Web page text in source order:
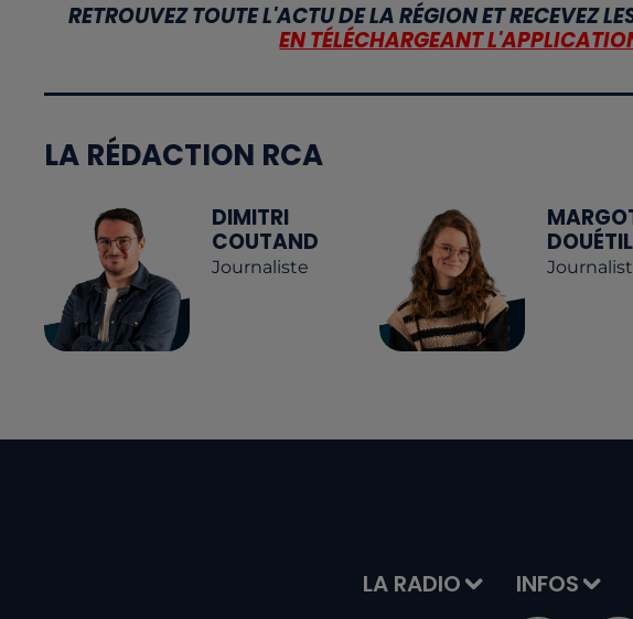
RETROUVEZ TOUTE L'ACTU DE LA RÉGION ET RECEVEZ
EN TÉLÉCHARGEANT
LA RÉDACTION RCA
DIMITRI
COUTAND
Journaliste
DOUÉTIL
LA RADIO INFOS